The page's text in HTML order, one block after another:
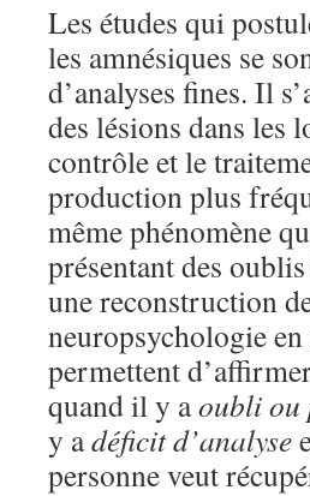
Les études qui
les amnésiques se
d’analyses fines. Il
des lésions dans les
contrôle et le
production plus
même phénomène
présentant des
une reconstruction
neuropsychologie
permettent
quand il y aoubli ou
y adéficit d’analyse
personne veut